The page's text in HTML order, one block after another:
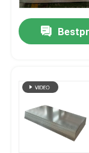
Haus
Produkte